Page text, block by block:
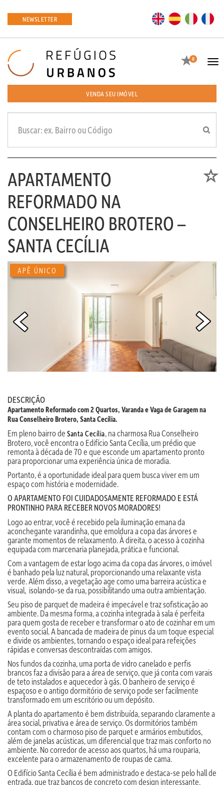
NEWSLETTER EN ES
Favoritos
0
VENDA SEU IMÓVEL
APARTAMENTO
REFORMADO NA
CONSELHEIRO BROTERO –
SANTA CECÍLIA
APÊ ÚNICO
DESCRIÇÃO
Apartamento Reformado com 2 Quartos, Varanda e Vaga de Garagem na
Rua Conselheiro Brotero, Santa Cecília.
Em pleno bairro de Santa Cecília, na charmosa Rua Conselheiro
Brotero, você encontra o Edifício Santa Cecília, um prédio que
remonta à década de 70 e que esconde um apartamento pronto
para proporcionar uma experiência única de moradia.
Portanto, é a oportunidade ideal para quem busca viver em um
espaço com história e modernidade.
O APARTAMENTO FOI CUIDADOSAMENTE REFORMADO E ESTÁ
PRONTINHO PARA RECEBER NOVOS MORADORES!
Logo ao entrar, você é recebido pela iluminação emana da
aconchegante varandinha, que emoldura a copa das árvores e
garante momentos de relaxamento. À direita, o acesso à cozinha
equipada com marcenaria planejada, prática e funcional.
Com a vantagem de estar logo acima da copa das árvores, o imóvel
é banhado pela luz natural, proporcionando uma relaxante vista
verde. Além disso, a vegetação age como uma barreira acústica e
visual, isolando-se da rua, possibilitando uma outra ambientação.
Seu piso de parquet de madeira é impecável e traz sofisticação ao
ambiente. Da mesma forma, a cozinha integrada à sala é perfeita
para quem gosta de receber e transformar o ato de cozinhar em um
evento social. A bancada de madeira de pinus da um toque especial
e divide os ambientes, tornando o espaço ideal para refeições
rápidas e conversas descontraídas com amigos.
Nos fundos da cozinha, uma porta de vidro canelado e perfis
brancos faz a divisão para a área de serviço, que já conta com varais
de teto instalados e aquecedor à gás. O banheiro de serviço é
espaçoso e o antigo dormitório de serviço pode ser facilmente
transformado em um escritório ou um depósito.
A planta do apartamento é bem distribuída, separando claramente a
área social, privativa e área de serviço. Os dormitórios também
contam com o charmoso piso de parquet e armários embutidos,
além de janelas acústicas, um diferencial que traz mais conforto no
ambiente. No corredor de acesso aos quartos, há uma rouparia,
excelente para o armazenamento de roupas de cama.
O Edifício Santa Cecília é bem administrado e destaca-se pelo hall de
entrada, que traz bancos de concreto com design interessante.